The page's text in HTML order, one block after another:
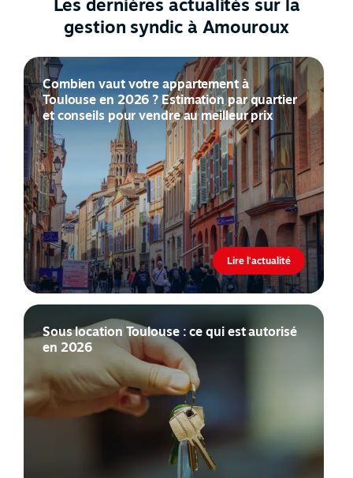
gestion syndic à Amouroux
Combien vaut votre appartement à
Toulouse en 2026 ? Estimation par quartier
et conseils pour vendre au meilleur prix
Lire l'actualité
Sous location Toulouse : ce qui est autorisé
en 2026